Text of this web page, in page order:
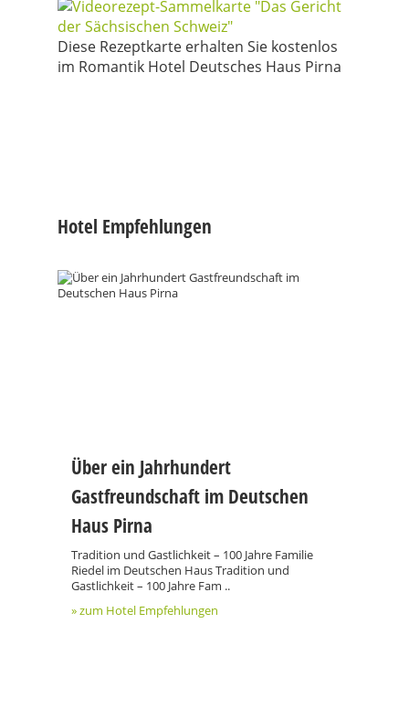
Diese Rezeptkarte erhalten Sie kostenlos
im Romantik Hotel Deutsches Haus Pirna
Hotel Empfehlungen
Über ein Jahrhundert
Gastfreundschaft im Deutschen
Haus Pirna
Tradition und Gastlichkeit – 100 Jahre Familie
Riedel im Deutschen Haus Tradition und
Gastlichkeit – 100 Jahre Fam ..
» zum Hotel Empfehlungen